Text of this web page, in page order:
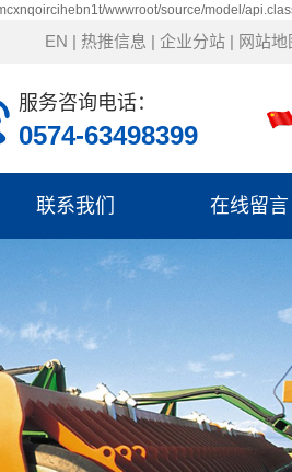
wwwroot/source/model/
EN | 热推信息 | 企业分站 | 网站地
服务咨询电话：
0574-63498399
联系我们 在线留言